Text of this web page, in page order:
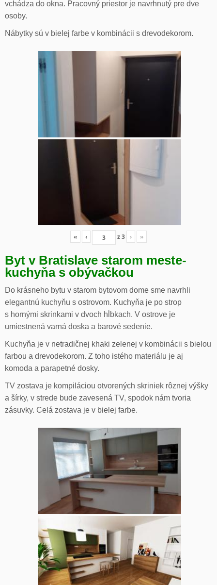
vchádza do okna. Pracovný priestor je navrhnutý pre dve
osoby.
Nábytky sú v bielej farbe v kombinácii s drevodekorom.
« ‹ z3 › »
Byt v Bratislave starom meste-
kuchyňa s obývačkou
Do krásneho bytu v starom bytovom dome sme navrhli
elegantnú kuchyňu s ostrovom. Kuchyňa je po strop
s hornými skrinkami v dvoch hĺbkach. V ostrove je
umiestnená varná doska a barové sedenie.
Kuchyňa je v netradičnej khaki zelenej v kombinácii s bielou
farbou a drevodekorom. Z toho istého materiálu je aj
komoda a parapetné dosky.
TV zostava je kompiláciou otvorených skriniek rôznej výšky
a šírky, v strede bude zavesená TV, spodok nám tvoria
zásuvky. Celá zostava je v bielej farbe.